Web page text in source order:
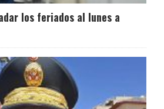
los feriados al lunes a